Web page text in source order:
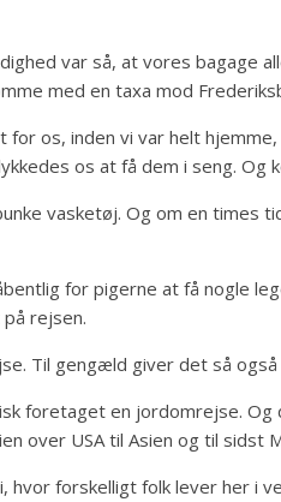
var så, at vores bagage
med en taxa mod
os, inden vi var helt
os at få dem i seng.
vasketøj. Og om en times
for pigerne at få nogle
rejsen.
Til gengæld giver det så
foretaget en jordomrejse.
over USA til Asien og til sidst
hvor forskelligt folk lever her i